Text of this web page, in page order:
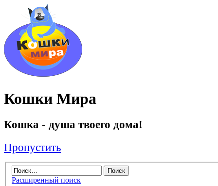
Кошки Мира
Кошка - душа твоего дома!
Пропустить
Расширенный поиск